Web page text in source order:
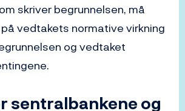
skriver begrunnelsen, må
vedtakets normative virkning
og vedtaket
sentralbankene og